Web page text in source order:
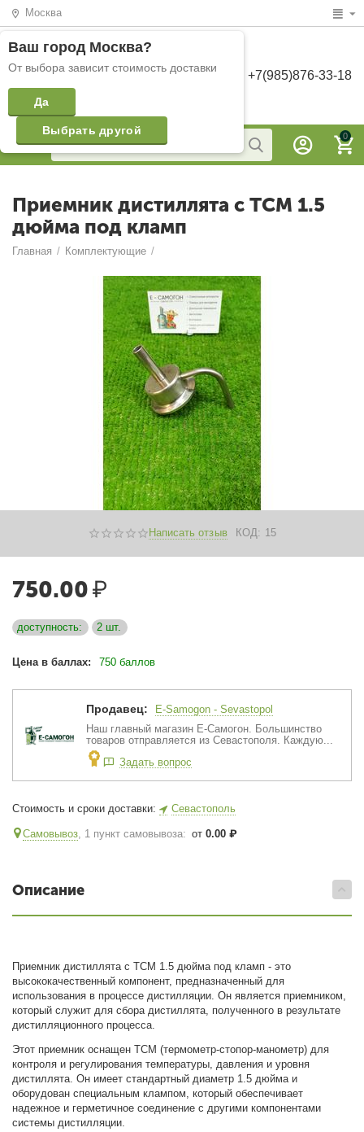
Москва
Ваш город Москва?
От выбора зависит стоимость доставки
Да
Выбрать другой
+7(985)876-33-18
0
Приемник дистиллята с ТСМ 1.5
дюйма под кламп
Главная / Комплектующие /
Написать отзыв КОД: 15
750.00₽
доступность: 2 шт.
Цена в баллах: 750 баллов
Продавец:
E-Samogon - Sevastopol
Наш главный магазин Е-Самогон. Большинство
товаров отправляется из Севастополя. Каждую...
Задать вопрос
Стоимость и сроки доставки: Севастополь
Самовывоз, 1 пункт самовывоза: от0.00 ₽
Описание
Приемник дистиллята с ТСМ 1.5 дюйма под кламп - это
высококачественный компонент, предназначенный для
использования в процессе дистилляции. Он является приемником,
который служит для сбора дистиллята, полученного в результате
дистилляционного процесса.
Этот приемник оснащен ТСМ (термометр-стопор-манометр) для
контроля и регулирования температуры, давления и уровня
дистиллята. Он имеет стандартный диаметр 1.5 дюйма и
оборудован специальным клампом, который обеспечивает
надежное и герметичное соединение с другими компонентами
системы дистилляции.